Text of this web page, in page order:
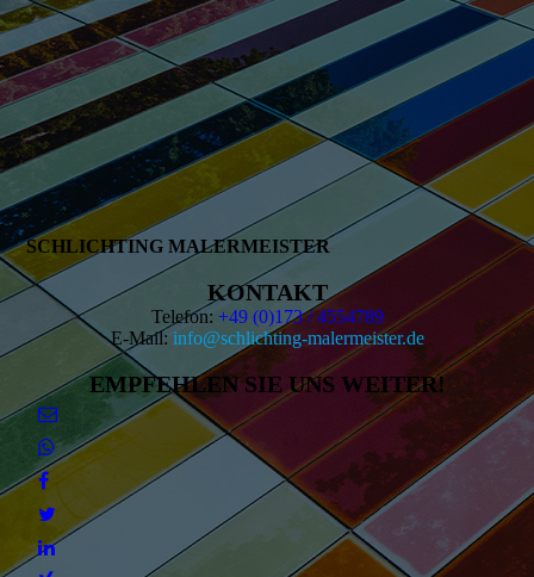
SCHLICHTING MALERMEISTER
KONTAKT
Telefon: +49 (0)173 / 4554789
E-Mail: info@schlichting-malermeister.de
EMPFEHLEN SIE UNS WEITER!